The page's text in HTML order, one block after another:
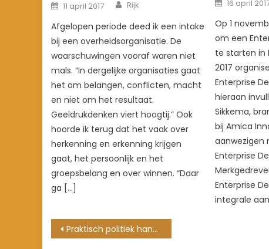
Posted
on
11 april 2017 Rijk
Afgelopen periode deed ik een intake
bij een overheidsorganisatie. De
waarschuwingen vooraf waren niet
mals. “In dergelijke organisaties gaat
het om belangen, conflicten, macht
en niet om het resultaat.
Geeldrukdenken viert hoogtij.” Ook
hoorde ik terug dat het vaak over
herkenning en erkenning krijgen
gaat, het persoonlijk en het
groepsbelang en over winnen. “Daar
ga […]
on
16 april
Op 1
om een
te starten in
2017
Enterprise
hieraan
Sikkema,
bij Amica
aanwezigen
Enterprise
Enterprise
integrale
Berichtnavigatie
Praktisch politiek handelen